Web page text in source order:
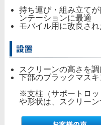
持ち運び・組み立て
ンテーションに最適
モバイル用に改良さ
スクリーンの高さを
下部のブラックマス
※支柱（サポートロッ
や形状は、スクリーン